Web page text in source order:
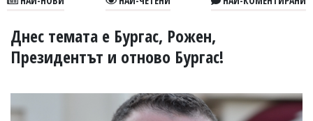
УКРАЙНА
СПОРТ
РАЗСЛЕДВАНЕ
БИЗНЕС
Днес темата е Бургас, Рожен,
Президентът и отново Бургас!